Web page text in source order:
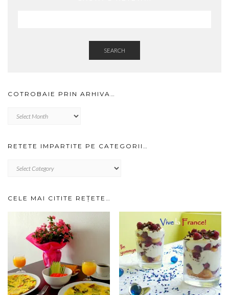
SEARCH
COTROBAIE PRIN ARHIVA…
prin
RETETE IMPARTITE PE CATEGORII…
IMPARTITE
CELE MAI CITITE REȚETE…